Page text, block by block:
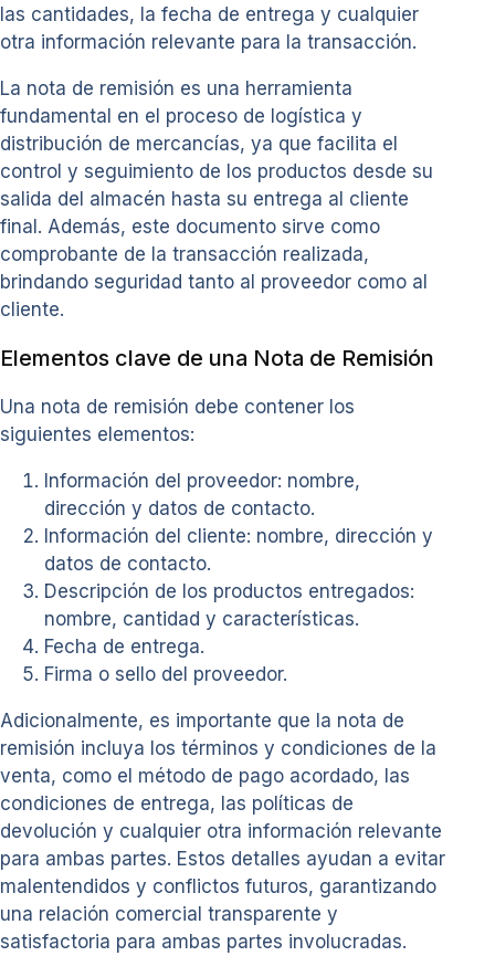
las cantidades, la fecha de entrega y cualquier
otra información relevante para la transacción.
La nota de remisión es una herramienta
fundamental en el proceso de logística y
distribución de mercancías, ya que facilita el
control y seguimiento de los productos desde su
salida del almacén hasta su entrega al cliente
final. Además, este documento sirve como
comprobante de la transacción realizada,
brindando seguridad tanto al proveedor como al
cliente.
Elementos clave de una Nota de Remisión
Una nota de remisión debe contener los
siguientes elementos:
Información del proveedor: nombre,
dirección y datos de contacto.
Información del cliente: nombre, dirección y
datos de contacto.
Descripción de los productos entregados:
nombre, cantidad y características.
Fecha de entrega.
Firma o sello del proveedor.
Adicionalmente, es importante que la nota de
remisión incluya los términos y condiciones de la
venta, como el método de pago acordado, las
condiciones de entrega, las políticas de
devolución y cualquier otra información relevante
para ambas partes. Estos detalles ayudan a evitar
malentendidos y conflictos futuros, garantizando
una relación comercial transparente y
satisfactoria para ambas partes involucradas.